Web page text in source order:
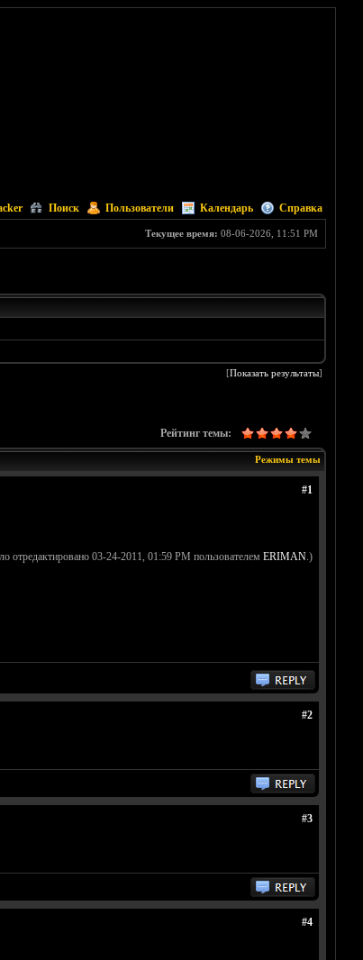
Поиск Пользователи Календарь Справка
Текущее время: 08-06-2026, 11:51 PM
[Показать результаты]
Рейтинг темы:
Режимы темы
#1
отредактировано 03-24-2011, 01:59 PM пользователем ERIMAN.)
#2
#3
#4